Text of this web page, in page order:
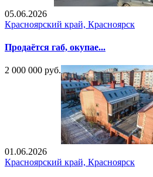
05.06.2026
Красноярский край, Красноярск
Продаётся габ, окупае...
2 000 000 руб.
01.06.2026
Красноярский край, Красноярск